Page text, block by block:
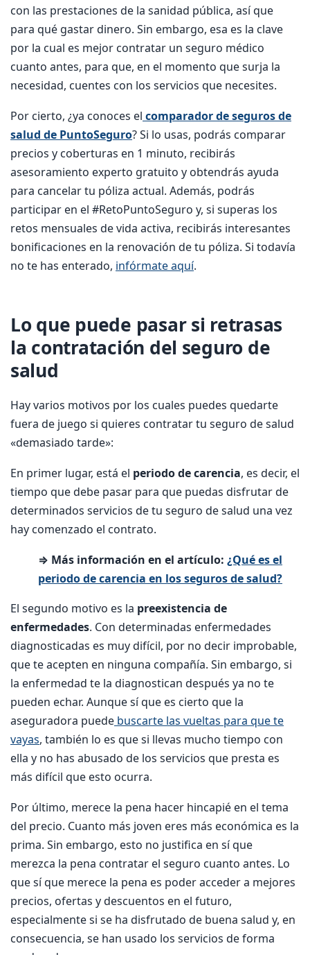
con las prestaciones de la sanidad pública, así que
para qué gastar dinero. Sin embargo, esa es la clave
por la cual es mejor contratar un seguro médico
cuanto antes, para que, en el momento que surja la
necesidad, cuentes con los servicios que necesites.
Por cierto, ¿ya conoces el comparador de seguros de
salud de PuntoSeguro? Si lo usas, podrás comparar
precios y coberturas en 1 minuto, recibirás
asesoramiento experto gratuito y obtendrás ayuda
para cancelar tu póliza actual. Además, podrás
participar en el #RetoPuntoSeguro y, si superas los
retos mensuales de vida activa, recibirás interesantes
bonificaciones en la renovación de tu póliza. Si todavía
no te has enterado, infórmate aquí.
Lo que puede pasar si retrasas
la contratación del seguro de
salud
Hay varios motivos por los cuales puedes quedarte
fuera de juego si quieres contratar tu seguro de salud
«demasiado tarde»:
En primer lugar, está el periodo de carencia, es decir, el
tiempo que debe pasar para que puedas disfrutar de
determinados servicios de tu seguro de salud una vez
hay comenzado el contrato.
⇒ Más información en el artículo: ¿Qué es el
periodo de carencia en los seguros de salud?
El segundo motivo es la preexistencia de
enfermedades. Con determinadas enfermedades
diagnosticadas es muy difícil, por no decir improbable,
que te acepten en ninguna compañía. Sin embargo, si
la enfermedad te la diagnostican después ya no te
pueden echar. Aunque sí que es cierto que la
aseguradora puede buscarte las vueltas para que te
vayas, también lo es que si llevas mucho tiempo con
ella y no has abusado de los servicios que presta es
más difícil que esto ocurra.
Por último, merece la pena hacer hincapié en el tema
del precio. Cuanto más joven eres más económica es la
prima. Sin embargo, esto no justifica en sí que
merezca la pena contratar el seguro cuanto antes. Lo
que sí que merece la pena es poder acceder a mejores
precios, ofertas y descuentos en el futuro,
especialmente si se ha disfrutado de buena salud y, en
consecuencia, se han usado los servicios de forma